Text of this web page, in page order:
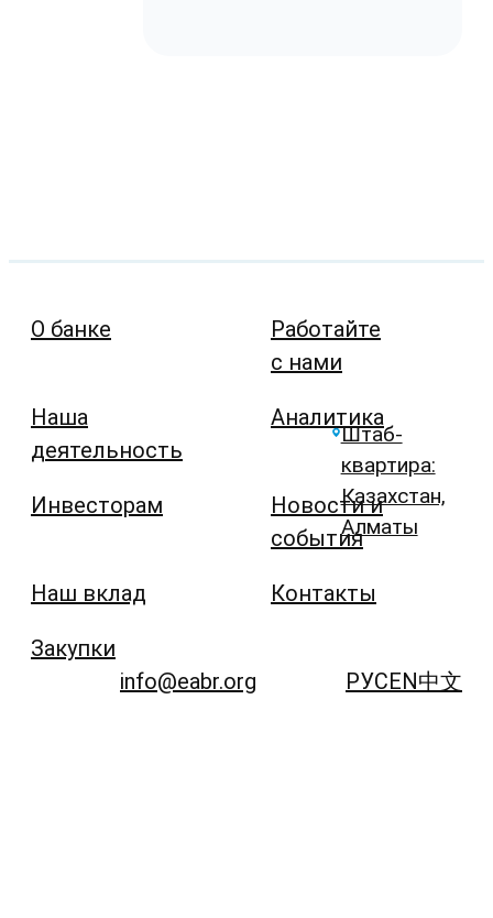
О банке
Наша
деятельность
Инвесторам
Наш вклад
Закупки
Работайте
с нами
Аналитика
Новости и
события
Контакты
Штаб-
квартира:
Казахстан,
Алматы
info@eabr.org РУСEN中文